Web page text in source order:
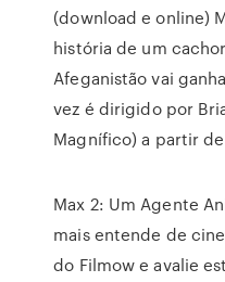
(download e online)
história de um
Afeganistão vai
vez é dirigido por
Magnífico) a partir
Max 2: Um Agente
mais entende de
do Filmow e avalie